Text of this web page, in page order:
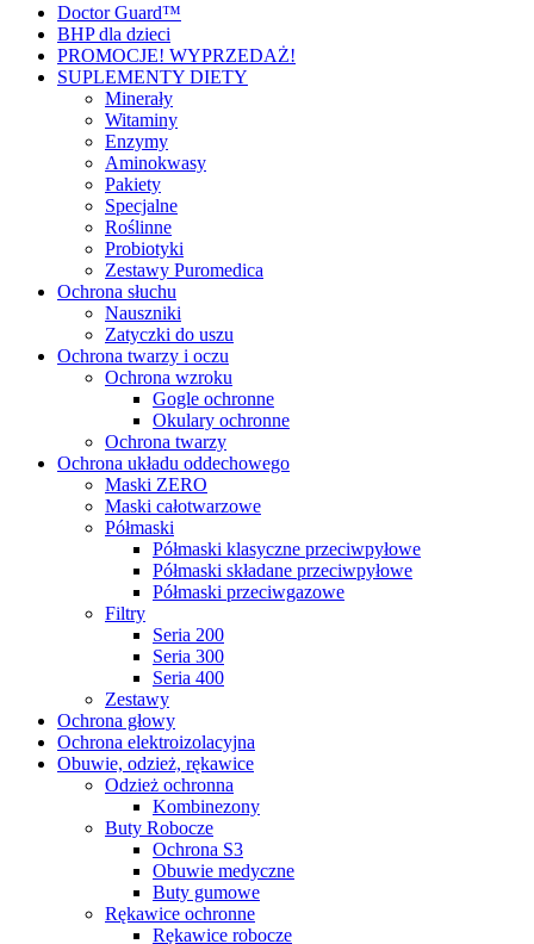
Doctor Guard™
BHP dla dzieci
PROMOCJE! WYPRZEDAŻ!
SUPLEMENTY DIETY
Minerały
Witaminy
Enzymy
Aminokwasy
Pakiety
Specjalne
Roślinne
Probiotyki
Zestawy Puromedica
Ochrona słuchu
Nauszniki
Zatyczki do uszu
Ochrona twarzy i oczu
Ochrona wzroku
Gogle ochronne
Okulary ochronne
Ochrona twarzy
Ochrona układu oddechowego
Maski ZERO
Maski całotwarzowe
Półmaski
Półmaski klasyczne przeciwpyłowe
Półmaski składane przeciwpyłowe
Półmaski przeciwgazowe
Filtry
Seria 200
Seria 300
Seria 400
Zestawy
Ochrona głowy
Ochrona elektroizolacyjna
Obuwie, odzież, rękawice
Odzież ochronna
Kombinezony
Buty Robocze
Ochrona S3
Obuwie medyczne
Buty gumowe
Rękawice ochronne
Rękawice robocze